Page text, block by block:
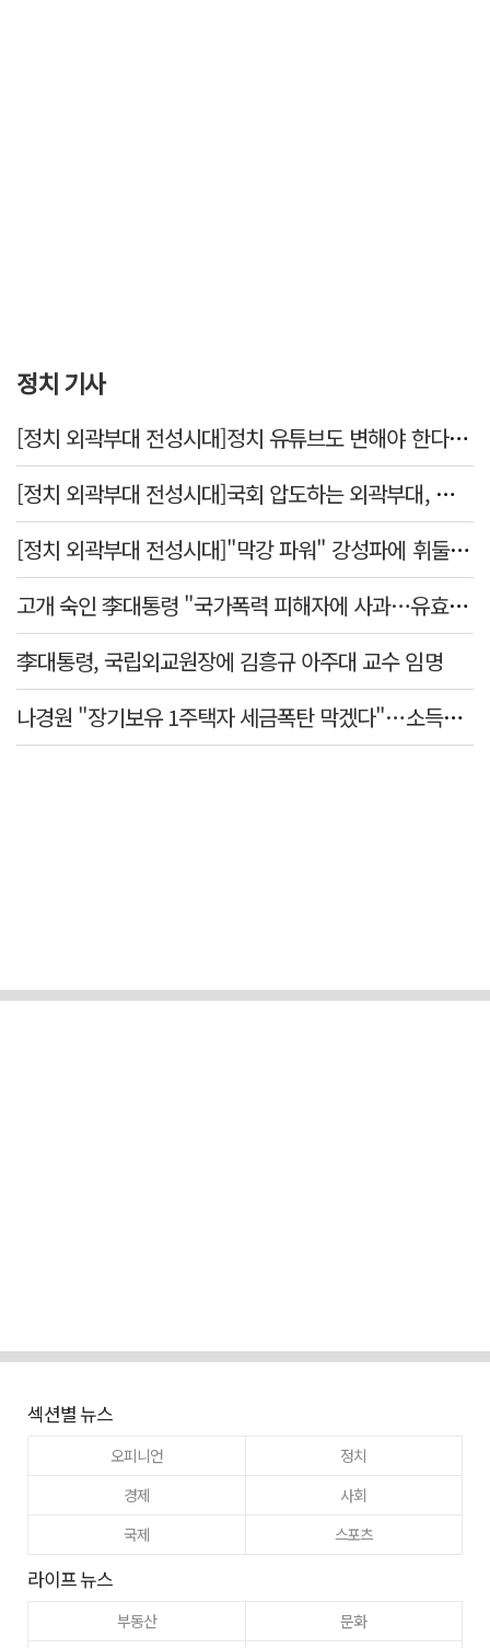
정치 기사
[정치 외곽부대 전성시대]정치 유튜브도 변해야 한다 "화합과 존중"
[정치 외곽부대 전성시대]국회 압도하는 외곽부대, 목소리 왜 커지나?
[정치 외곽부대 전성시대]"막강 파워" 강성파에 휘둘리는 여야 …"이슈 메이킹" 커지는 변방의 북소리
고개 숙인 李대통령 "국가폭력 피해자에 사과…유효기간 없는 책임"
李대통령, 국립외교원장에 김흥규 아주대 교수 임명
나경원 "장기보유 1주택자 세금폭탄 막겠다"…소득세법 개정안 발의
섹션별 뉴스
오피니언
정치
경제
사회
국제
스포츠
라이프 뉴스
부동산 문화